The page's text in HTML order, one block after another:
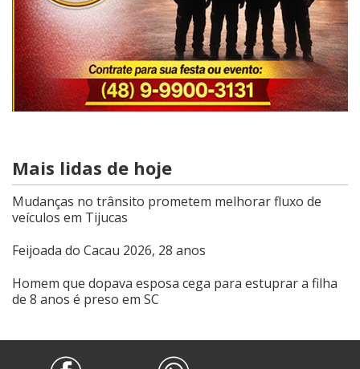
Mais lidas de hoje
Mudanças no trânsito prometem melhorar fluxo de
veículos em Tijucas
Feijoada do Cacau 2026, 28 anos
Homem que dopava esposa cega para estuprar a filha
de 8 anos é preso em SC